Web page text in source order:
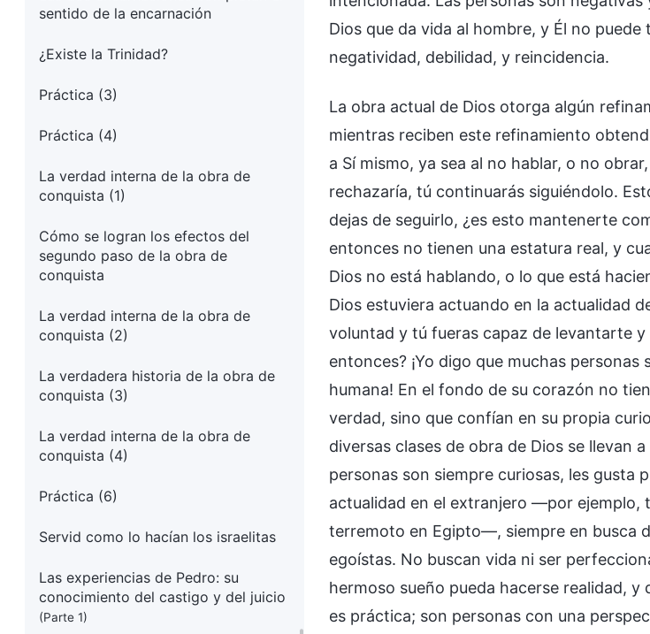
sentido de la encarnación
¿Existe la Trinidad?
Práctica (3)
Práctica (4)
La verdad interna de la obra de
conquista (1)
Cómo se logran los efectos del
segundo paso de la obra de
conquista
La verdad interna de la obra de
conquista (2)
La verdadera historia de la obra de
conquista (3)
La verdad interna de la obra de
conquista (4)
Práctica (6)
Servid como lo hacían los israelitas
Las experiencias de Pedro: su
conocimiento del castigo y del juicio
(Parte 1)
Dios que da vida al hombre, y Él no
negatividad, debilidad, y reincidencia.
La obra actual de Dios otorga algún
mientras reciben este refinamiento
a Sí mismo, ya sea al no hablar, o no
rechazaría, tú continuarás siguiéndolo.
dejas de seguirlo, ¿es esto mantenerte
entonces no tienen una estatura real, y
Dios no está hablando, o lo que está
Dios estuviera actuando en la actualidad
voluntad y tú fueras capaz de levantarte
entonces? ¡Yo digo que muchas
humana! En el fondo de su corazón no
verdad, sino que confían en su propia
diversas clases de obra de Dios se llevan
personas son siempre curiosas, les gusta
actualidad en el extranjero —por ejemplo,
terremoto en Egipto—, siempre en busca
egoístas. No buscan vida ni ser
hermoso sueño pueda hacerse realidad,
es práctica; son personas con una